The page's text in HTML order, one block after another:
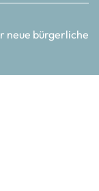
neue bürgerliche